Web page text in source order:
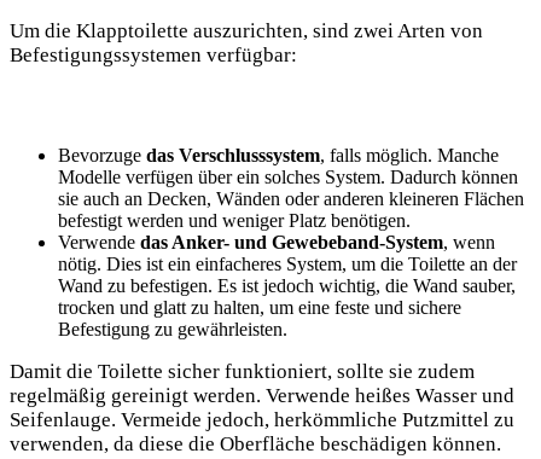
Um die Klapptoilette auszurichten, sind zwei Arten von
Befestigungssystemen verfügbar:
Bevorzuge das Verschlusssystem, falls möglich. Manche
Modelle verfügen über ein solches System. Dadurch können
sie auch an Decken, Wänden oder anderen kleineren Flächen
befestigt werden und weniger Platz benötigen.
Verwende das Anker- und Gewebeband-System, wenn
nötig. Dies ist ein einfacheres System, um die Toilette an der
Wand zu befestigen. Es ist jedoch wichtig, die Wand sauber,
trocken und glatt zu halten, um eine feste und sichere
Befestigung zu gewährleisten.
Damit die Toilette sicher funktioniert, sollte sie zudem
regelmäßig gereinigt werden. Verwende heißes Wasser und
Seifenlauge. Vermeide jedoch, herkömmliche Putzmittel zu
verwenden, da diese die Oberfläche beschädigen können.